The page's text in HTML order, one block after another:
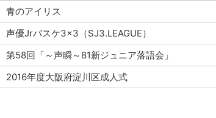
青のアイリス
声優Jrバスケ3×3（SJ3.LEAGUE）
第58回「～声瞬～81新ジュニア落語会」
2016年度大阪府淀川区成人式